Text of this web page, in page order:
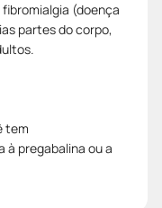
(doença
partes do corpo,
tem
à pregabalina ou a